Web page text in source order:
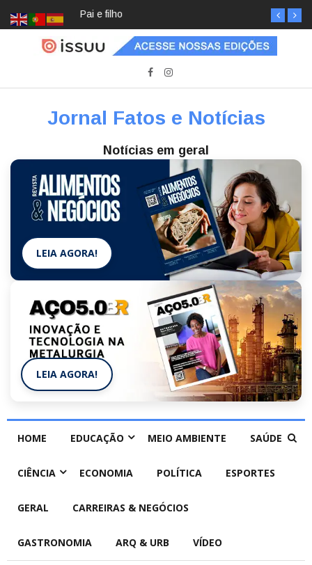
Pai e filho
Jornal Fatos e Notícias
Notícias em geral
LEIA AGORA!
LEIA AGORA!
HOME EDUCAÇÃO MEIO AMBIENTE SAÚDE
CIÊNCIA ECONOMIA POLÍTICA ESPORTES
GERAL CARREIRAS & NEGÓCIOS
GASTRONOMIA ARQ & URB VÍDEO